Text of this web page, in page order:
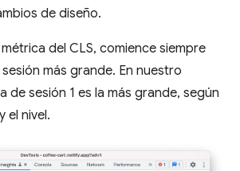
de diseño.
del CLS, comience siempre
más grande. En nuestro
de sesión 1 es la más grande, según
el nivel.